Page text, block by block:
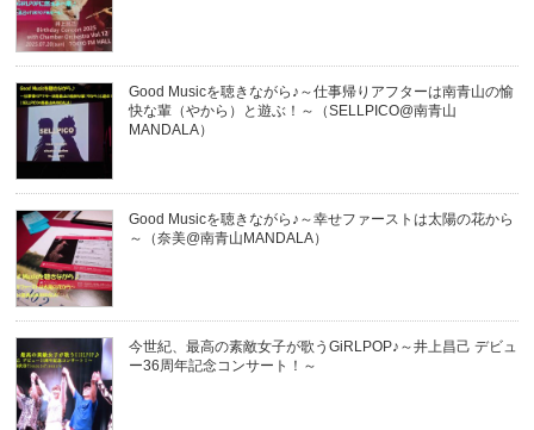
Good Musicを聴きながら♪～仕事帰りアフターは南青山の愉
快な輩（やから）と遊ぶ！～（SELLPICO@南青山
MANDALA）
Good Musicを聴きながら♪～幸せファーストは太陽の花から
～（奈美@南青山MANDALA）
今世紀、最高の素敵女子が歌うGiRLPOP♪～井上昌己 デビュ
ー36周年記念コンサート！～